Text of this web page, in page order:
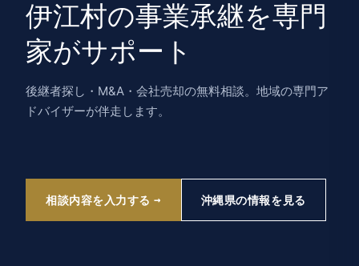
伊江村の事業承継を専門
家がサポート
後継者探し・M&A・会社売却の無料相談。地域の専門ア
ドバイザーが伴走します。
相談内容を入力する 沖縄県の情報を見る